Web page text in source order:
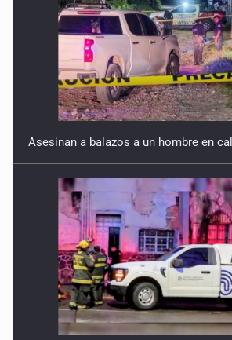
Asesinan a balazos a un hombre en